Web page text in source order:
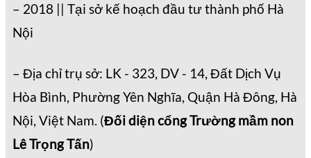
– 2018 || Tại sở kế hoạch đầu tư thành phố Hà
Nội
– Địa chỉ trụ sở: LK - 323, DV - 14, Đất Dịch Vụ
Hòa Bình, Phường Yên Nghĩa, Quận Hà Đông, Hà
Nội, Việt Nam. (Đối diện cổng Trường mầm non
Lê Trọng Tấn)